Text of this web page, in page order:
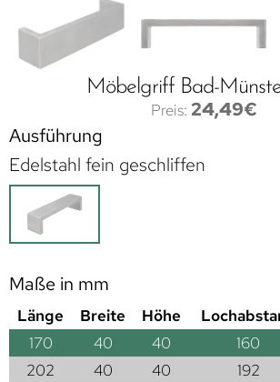
Möbelgriff Bad-
24,49€
Ausführung
Edelstahl fein geschliffen
Maße in mm
Länge Breite Höhe
170
40 40 160
202
40 40 192